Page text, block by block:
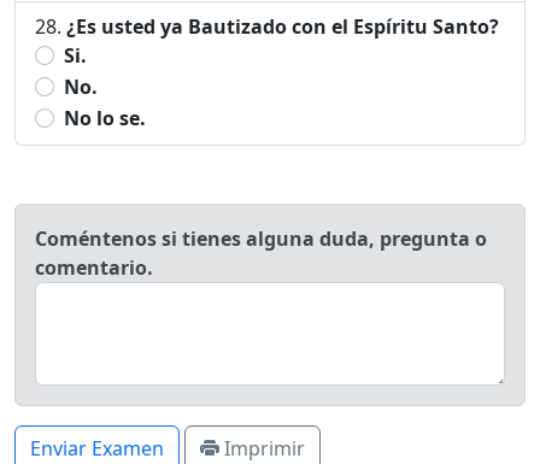
¿Es usted ya Bautizado con el Espíritu Santo?
Si.
No.
No lo se.
Coméntenos si tienes alguna duda, pregunta o
comentario.
Enviar Examen Imprimir